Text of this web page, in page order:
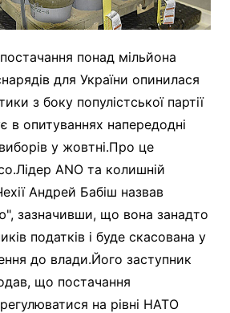
постачання понад мільйона
для України опинилася
з боку популістської партії
в опитуваннях напередодні
у жовтні.Про це
ANO та колишній
Андрей Бабіш назвав
зазначивши, що вона занадто
податків і буде скасована у
до влади.Його заступник
що постачання
на рівні НАТО